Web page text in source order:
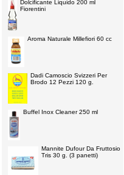
Dolcificante Liquido 200 ml
Fiorentini
Aroma Naturale Millefiori 60 cc
Dadi Camoscio Svizzeri Per
Brodo 12 Pezzi 120 g.
Buffel Inox Cleaner 250 ml
Mannite Dufour Da Fruttosio
Tris 30 g. (3 panetti)